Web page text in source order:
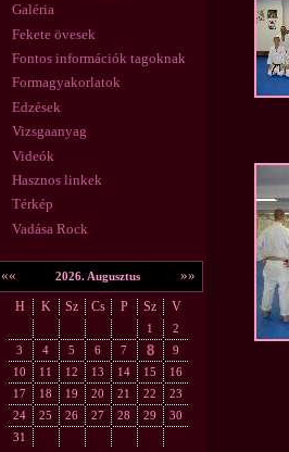
Galéria
Fekete övesek
Fontos információk tagoknak
Formagyakorlatok
Edzések
Vizsgaanyag
Videók
Hasznos linkek
Térkép
Vadása Rock
«« 2026. Augusztus »»
H K Sz Cs P Sz V
1
2
3
4 5 6 7 8
9
10
11 12 13 14 15
16
17
18 19 20 21 22
23
24
25 26 27 28 29
30
31